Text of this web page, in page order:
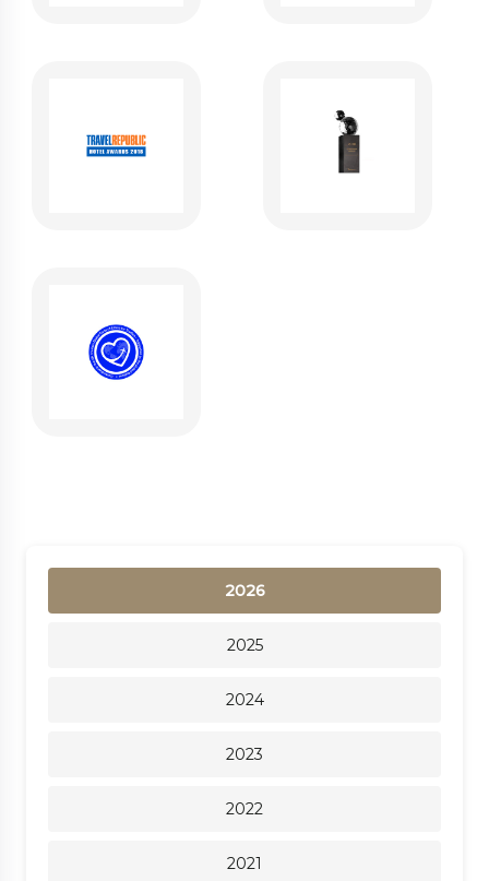
2026
2025
2024
2023
2022
2021